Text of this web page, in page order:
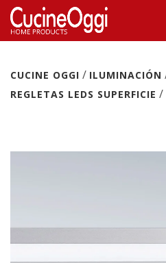
CUCINE OGGI / ILUMINACIÓN
REGLETAS LEDS SUPERFICIE /